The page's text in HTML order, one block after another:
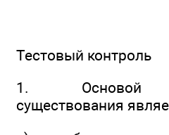
Тестовый контроль
1. Основой
существования